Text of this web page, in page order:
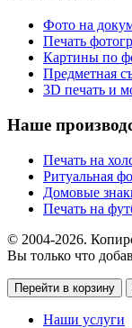
Фото на
Печать
Картины по
Предметная
3D печать и
Наше
Печать на
Ритуальная
Домовые
Печать на
© 2004-2026.
Вы только что
Перейти в корзину
Наши услуги